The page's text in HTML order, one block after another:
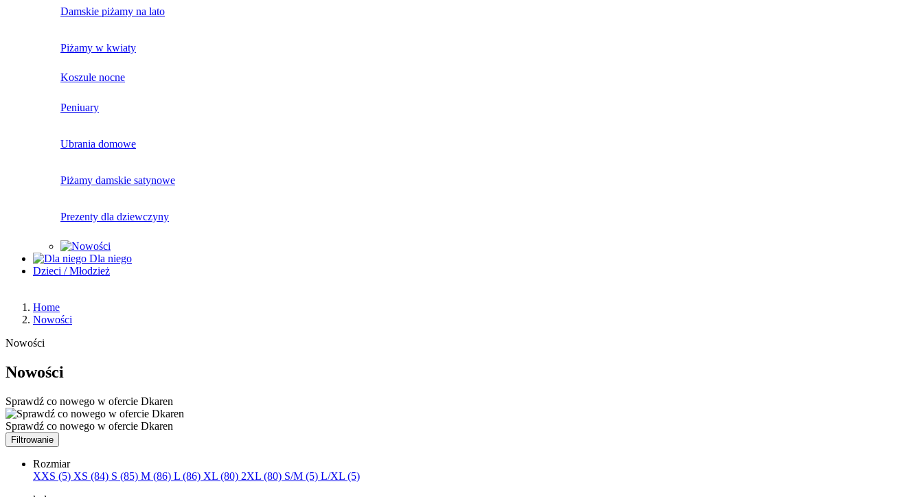
Damskie piżamy na lato
Piżamy w kwiaty
Koszule nocne
Peniuary
Ubrania domowe
Piżamy damskie satynowe
Prezenty dla dziewczyny
Dla niego
Dzieci / Młodzież
Home
Nowości
Nowości
Nowości
Sprawdź co nowego w ofercie Dkaren
Sprawdź co nowego w ofercie Dkaren
Filtrowanie
Rozmiar
XXS (5) XS (84) S (85) M (86) L (86) XL (80) 2XL (80) S/M (5) L/XL (5)